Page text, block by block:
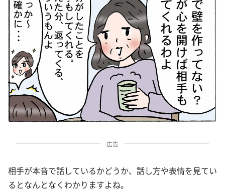
広告
相手が本音で話しているかどうか、話し方や表情を見てい
るとなんとなくわかりますよね。